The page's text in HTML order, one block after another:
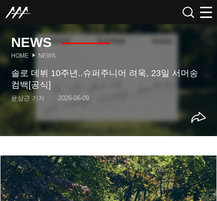
NEWS
HOME NEWS
솔로 데뷔 10주년..슈퍼주니어 려욱, 23일 서머송
컴백[공식]
윤상근 기자 2026-06-09